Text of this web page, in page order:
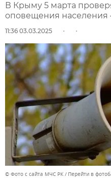
В Крыму 5 марта
оповещения населения
11:36 03.03.2025
© Фото с сайта МЧС РК Перейти в